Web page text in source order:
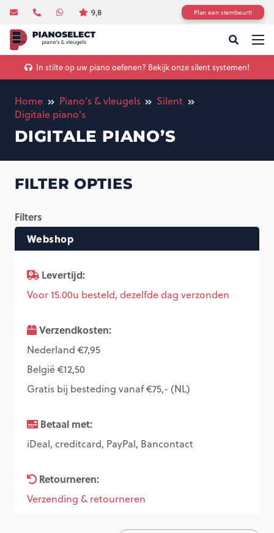
9,8 Plan een stembeurt!
In stilte op uw piano oefenen? Bekijk onze silent systemen!
Home Piano’s & vleugels
Silent
Digitale piano's
DIGITALE PIANO’S
FILTER OPTIES
Filters
Webshop
Levertijd:
Voor 15.00u besteld, dezelfde dag verzonden
Verzendkosten:
Nederland €7,95
België €12,50
Gratis bij besteding vanaf €75,- (NL)
Betaal met:
iDeal, creditcard, PayPal, Bancontact
Retourneren:
Verzending & retourneren